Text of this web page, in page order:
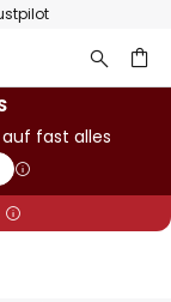
fast alles